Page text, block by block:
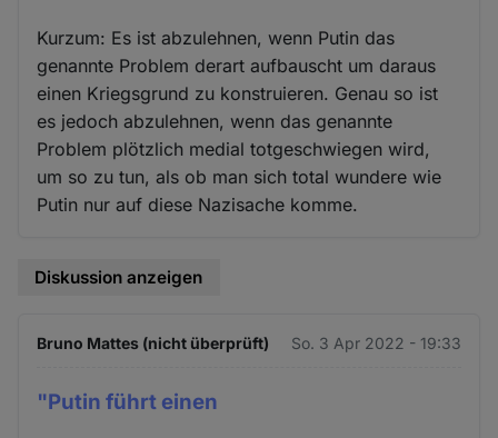
Kurzum: Es ist abzulehnen, wenn Putin das
genannte Problem derart aufbauscht um daraus
einen Kriegsgrund zu konstruieren. Genau so ist
es jedoch abzulehnen, wenn das genannte
Problem plötzlich medial totgeschwiegen wird,
um so zu tun, als ob man sich total wundere wie
Putin nur auf diese Nazisache komme.
Diskussion anzeigen
Bruno Mattes (nicht überprüft) So. 3 Apr 2022 - 19:33
"Putin führt einen